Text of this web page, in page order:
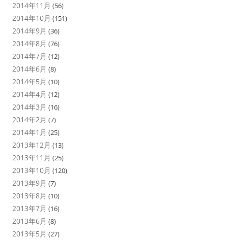
2014年11月 (56)
2014年10月 (151)
2014年9月 (36)
2014年8月 (76)
2014年7月 (12)
2014年6月 (8)
2014年5月 (10)
2014年4月 (12)
2014年3月 (16)
2014年2月 (7)
2014年1月 (25)
2013年12月 (13)
2013年11月 (25)
2013年10月 (120)
2013年9月 (7)
2013年8月 (10)
2013年7月 (16)
2013年6月 (8)
2013年5月 (27)